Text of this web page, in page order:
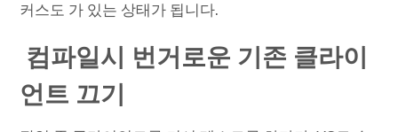
커스도 가 있는 상태가 됩니다.
컴파일시 번거로운 기존 클라이
언트 끄기